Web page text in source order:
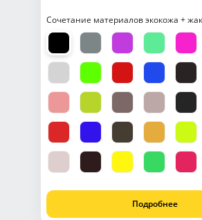
Сочетание материалов экокожа +
Подробнее